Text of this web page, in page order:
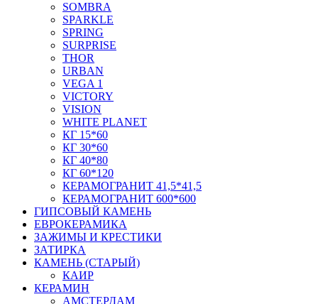
SOMBRA
SPARKLE
SPRING
SURPRISE
THOR
URBAN
VEGA 1
VICTORY
VISION
WHITE PLANET
КГ 15*60
КГ 30*60
КГ 40*80
КГ 60*120
КЕРАМОГРАНИТ 41,5*41,5
КЕРАМОГРАНИТ 600*600
ГИПСОВЫЙ КАМЕНЬ
ЕВРОКЕРАМИКА
ЗАЖИМЫ И КРЕСТИКИ
ЗАТИРКА
КАМЕНЬ (СТАРЫЙ)
КАИР
КЕРАМИН
АМСТЕРДАМ